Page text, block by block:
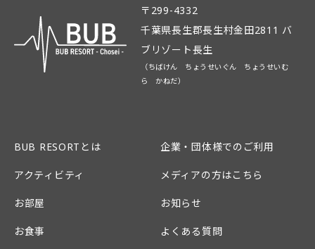
〒299-4332
千葉県長生郡長生村金田2811 バ
ブリゾート長生
（ちばけん ちょうせいぐん ちょうせいむ
ら かねだ）
BUB RESORTとは
アクティビティ
お部屋
お食事
企業・団体様でのご利用
メディアの方はこちら
お知らせ
よくある質問